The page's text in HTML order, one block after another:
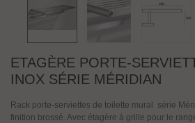
ETAGÈRE PORTE-
INOX SÉRIE MÉRIDIAN
Rack porte-serviettes de toilette mural
série
finition brossé. Avec étagère à grille pour le